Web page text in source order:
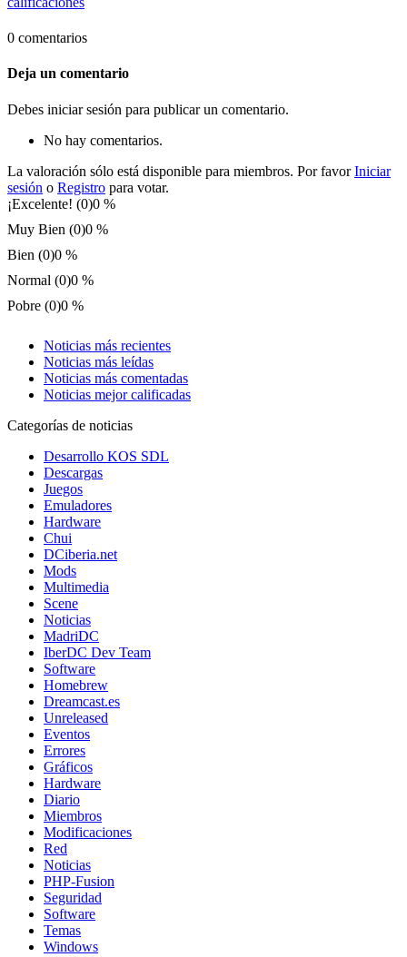
0 comentarios
Deja un comentario
Debes iniciar sesión para publicar un comentario.
No hay comentarios.
La valoración sólo está disponible para miembros. Por favorIniciar
sesión o Registro para votar.
¡Excelente! (0)0 %
Muy Bien (0)0 %
Bien (0)0 %
Normal (0)0 %
Pobre (0)0 %
Noticias más recientes
Noticias más leídas
Noticias más comentadas
Noticias mejor calificadas
Categorías de noticias
Desarrollo KOS SDL
Descargas
Juegos
Emuladores
Hardware
Chui
DCiberia.net
Mods
Multimedia
Scene
Noticias
MadriDC
IberDC Dev Team
Software
Homebrew
Dreamcast.es
Unreleased
Eventos
Errores
Gráficos
Hardware
Diario
Miembros
Modificaciones
Red
Noticias
PHP-Fusion
Seguridad
Software
Temas
Windows